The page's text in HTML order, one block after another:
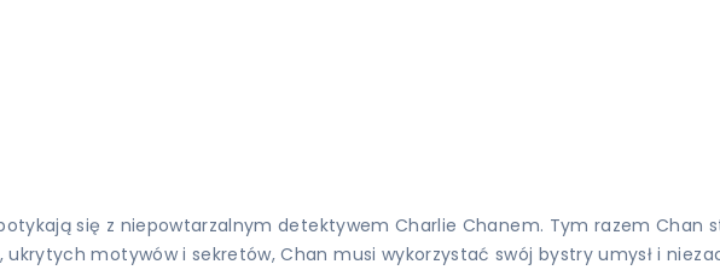
się z niepowtarzalnym detektywem Charlie Chanem. Tym razem Chan
ukrytych motywów i sekretów, Chan musi wykorzystać swój bystry umysł i